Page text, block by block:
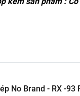
Brand - RX -93